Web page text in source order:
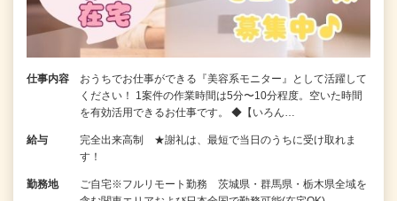
仕事内容
おうちでお仕事ができる『美容系モニター』として活躍して
ください！ 1案件の作業時間は5分〜10分程度。空いた時間
を有効活用できるお仕事です。 ◆【いろん…
給与
完全出来高制 ★謝礼は、最短で当日のうちに受け取れま
す！
勤務地
ご自宅※フルリモート勤務 茨城県・群馬県・栃木県全域を